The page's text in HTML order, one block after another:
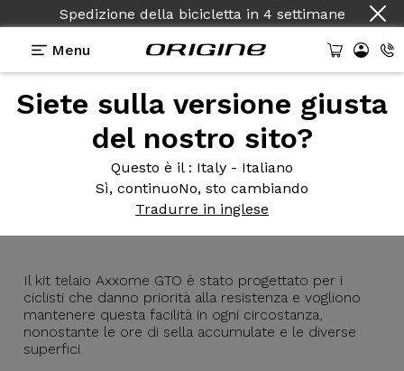
Spedizione della bicicletta in 4 settimane
Menu
Siete sulla versione giusta
del nostro sito?
Questo è il : Italy - Italiano
Sì, continuoNo, sto cambiando
Tradurre in inglese
Presentazione Tecnologie
Axxome III GTO
Il kit telaio Axxome GTO è stato progettato per i
ciclisti che danno priorità alla resistenza e vogliono
mantenere questa facilità in ogni circostanza,
nonostante le ore di sella accumulate e le diverse
superfici.